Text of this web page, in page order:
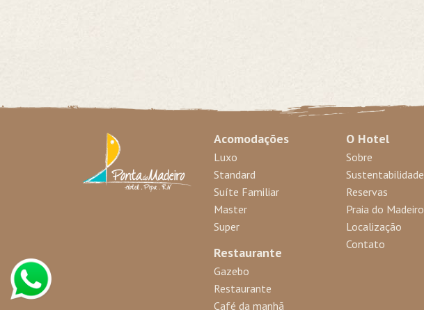
Acomodações
Luxo
Standard
Suíte Familiar
Master
Super
Restaurante
Gazebo
Restaurante
Café da manhã
O Hotel
Sobre
Sustentabilidade
Reservas
Praia do Madeiro
Localização
Contato